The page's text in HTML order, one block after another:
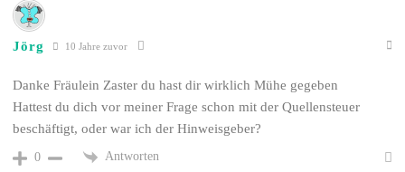
Jörg 10 Jahre zuvor
Danke Fräulein Zaster du hast dir wirklich Mühe gegeben
Hattest du dich vor meiner Frage schon mit der Quellensteuer
beschäftigt, oder war ich der Hinweisgeber?
0 Antworten